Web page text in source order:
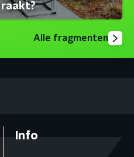
raakt?
Alle fragmenten
Info